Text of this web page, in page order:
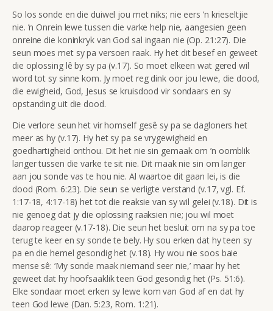
So los sonde en die duiwel jou met niks; nie eers ’n krieseltjie
nie. ’n Onrein lewe tussen die varke help nie, aangesien geen
onreine die koninkryk van God sal ingaan nie (Op. 21:27). Die
seun moes met sy pa versoen raak. Hy het dit besef en geweet
die oplossing lê by sy pa (v.17). So moet elkeen wat gered wil
word tot sy sinne kom. Jy moet reg dink oor jou lewe, die dood,
die ewigheid, God, Jesus se kruisdood vir sondaars en sy
opstanding uit die dood.
Die verlore seun het vir homself gesê sy pa se dagloners het
meer as hy (v.17). Hy het sy pa se vrygewigheid en
goedhartigheid onthou. Dit het nie sin gemaak om ’n oomblik
langer tussen die varke te sit nie. Dit maak nie sin om langer
aan jou sonde vas te hou nie. Al waartoe dit gaan lei, is die
dood (Rom. 6:23). Die seun se verligte verstand (v.17, vgl. Ef.
1:17-18, 4:17-18) het tot die reaksie van sy wil gelei (v.18). Dit is
nie genoeg dat jy die oplossing raaksien nie; jou wil moet
daarop reageer (v.17-18). Die seun het besluit om na sy pa toe
terug te keer en sy sonde te bely. Hy sou erken dat hy teen sy
pa en die hemel gesondig het (v.18). Hy wou nie soos baie
mense sê: ‘My sonde maak niemand seer nie,’ maar hy het
geweet dat hy hoofsaaklik teen God gesondig het (Ps. 51:6).
Elke sondaar moet erken sy lewe kom van God af en dat hy
teen God lewe (Dan. 5:23, Rom. 1:21).